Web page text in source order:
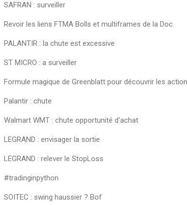
SAFRAN : surveiller
Revoir les liens FTMA Bolls et multiframes de la Doc.
PALANTIR : la chute est excessive
ST MICRO : a surveiller
Formule magique de Greenblatt pour découvrir les
Palantir : chute
Walmart WMT : chute opportunité d'achat
LEGRAND : envisager la sortie
LEGRAND : relever le StopLoss
#tradinginpython
SOITEC : swing haussier ? Bof